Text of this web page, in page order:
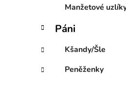
Manžetové
Páni
Kšandy/Šle
Peněženky